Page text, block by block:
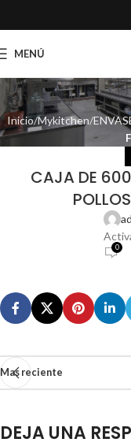
MENÚ
Inicio Mykitchen
CAJA DE
0
Mas reciente
DEJA UNA